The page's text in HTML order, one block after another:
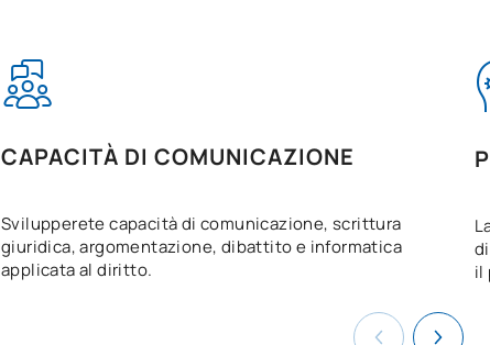
CAPACITÀ DI COMUNICAZIONE
Svilupperete capacità di comunicazione, scrittura
giuridica, argomentazione, dibattito e informatica
applicata al diritto.
il